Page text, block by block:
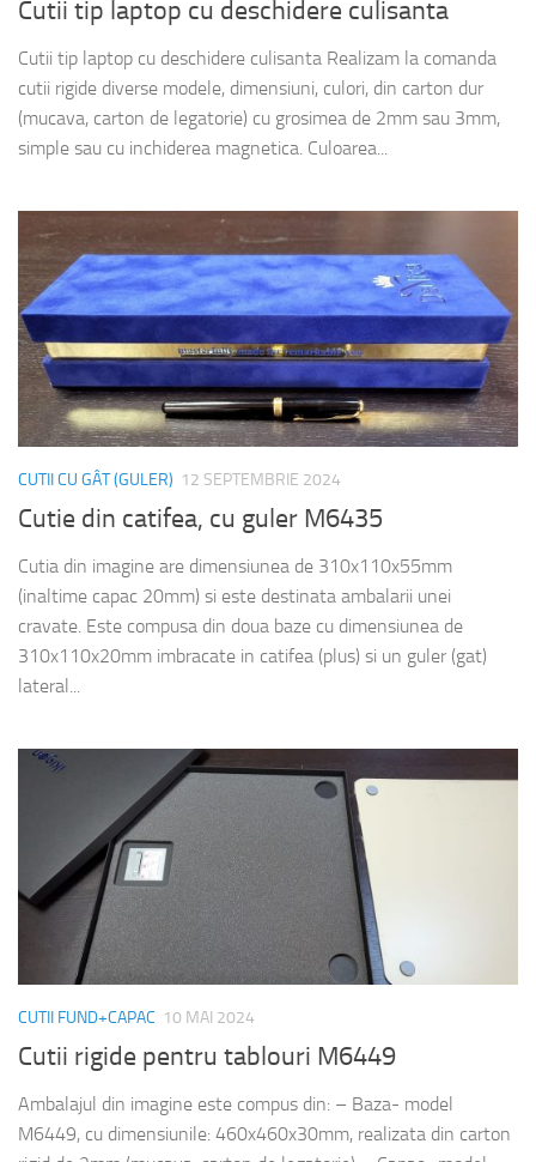
Cutii tip laptop cu deschidere culisanta
Cutii tip laptop cu deschidere culisanta Realizam la comanda
cutii rigide diverse modele, dimensiuni, culori, din carton dur
(mucava, carton de legatorie) cu grosimea de 2mm sau 3mm,
simple sau cu inchiderea magnetica. Culoarea...
CUTII CU GÂT (GULER) 12 SEPTEMBRIE 2024
Cutie din catifea, cu guler M6435
Cutia din imagine are dimensiunea de 310x110x55mm
(inaltime capac 20mm) si este destinata ambalarii unei
cravate. Este compusa din doua baze cu dimensiunea de
310x110x20mm imbracate in catifea (plus) si un guler (gat)
lateral...
CUTII FUND+CAPAC 10 MAI 2024
Cutii rigide pentru tablouri M6449
Ambalajul din imagine este compus din: – Baza- model
M6449, cu dimensiunile: 460x460x30mm, realizata din carton